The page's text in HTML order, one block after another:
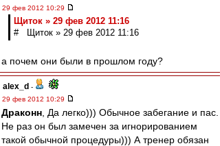
29 фев 2012 10:29
Щиток » 29 фев 2012 11:16
# Щиток » 29 фев 2012 11:16
а почем они были в прошлом году?
alex_d -
29 фев 2012 10:29
Драконн , Да легко))) Обычное забегание и пас.
Не раз он был замечен за игнорированием
такой обычной процедуры))) А тренер обязан